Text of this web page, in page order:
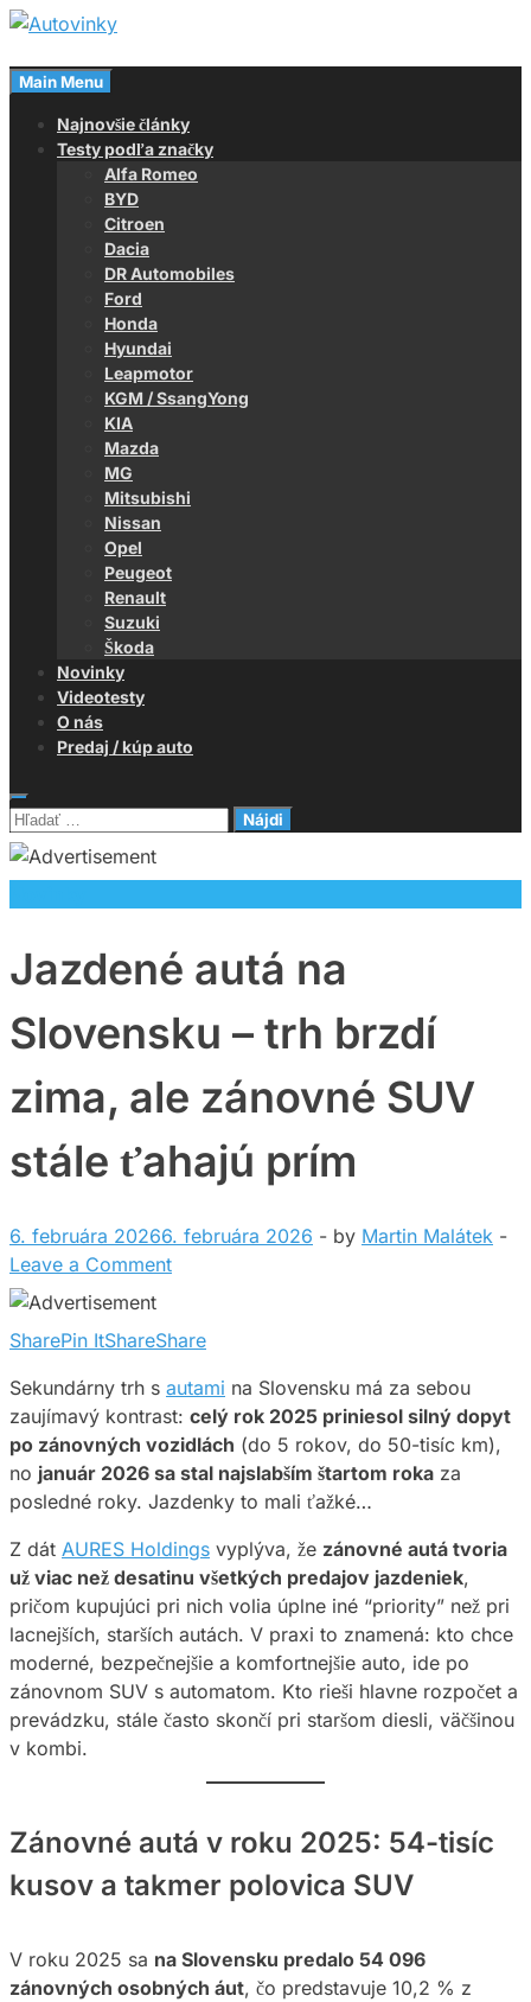
Skip
content
Autovinky
Magazín o autách
Main Menu
Najnovšie články
Testy podľa značky
Alfa Romeo
BYD
Citroen
Dacia
DR Automobiles
Ford
Honda
Hyundai
Leapmotor
KGM / SsangYong
KIA
Mazda
MG
Mitsubishi
Nissan
Opel
Peugeot
Renault
Suzuki
Škoda
Novinky
Videotesty
O nás
Predaj / kúp auto
Hľadať:
Jazdené autá na
Slovensku – trh brzdí
zima, ale zánovné SUV
stále ťahajú prím
6. februára 20266. februára 2026 - by Martin Malátek -
Leave a Comment
SharePin ItShareShare
Sekundárny trh s autami na Slovensku má za sebou
zaujímavý kontrast: celý rok 2025 priniesol silný dopyt
po zánovných vozidlách (do 5 rokov, do 50-tisíc km),
no január 2026 sa stal najslabším štartom roka za
posledné roky. Jazdenky to mali ťažké…
Z dát AURES Holdings vyplýva, že zánovné autá tvoria
už viac než desatinu všetkých predajov jazdeniek,
pričom kupujúci pri nich volia úplne iné “priority” než pri
lacnejších, starších autách. V praxi to znamená: kto chce
moderné, bezpečnejšie a komfortnejšie auto, ide po
zánovnom SUV s automatom. Kto rieši hlavne rozpočet a
prevádzku, stále často skončí pri staršom diesli, väčšinou
v kombi.
Zánovné autá v roku 2025: 54-tisíc
kusov a takmer polovica SUV
V roku 2025 sa na Slovensku predalo 54 096
zánovných osobných áut, čo predstavuje 10,2 % z